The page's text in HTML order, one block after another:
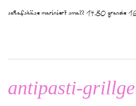
schafskäse mariniert small 14,80 grande
antipasti-